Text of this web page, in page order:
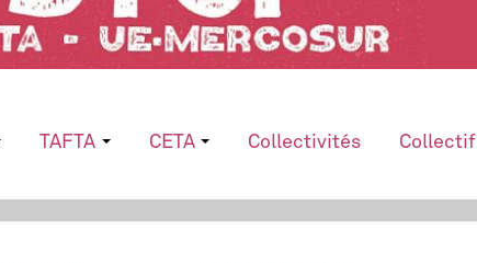
TAFTA CETA Collectivités Collectif